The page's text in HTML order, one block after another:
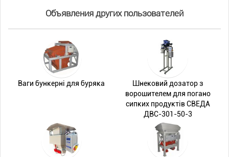
Объявления других пользователей
Ваги бункерні для буряка
Шнековий дозатор з
ворошителем для погано
сипких продуктів СВЕДА
ДВС-301-50-3